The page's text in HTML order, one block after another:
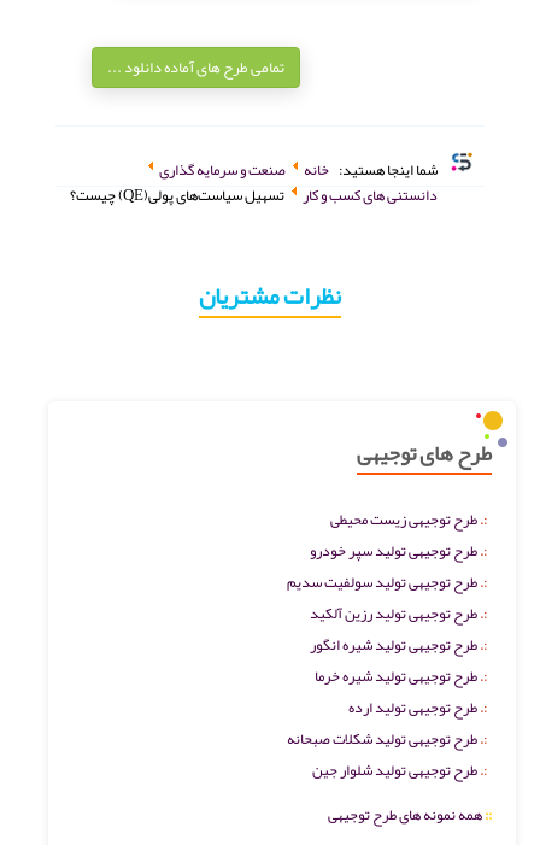
تمامی طرح های آماده دانلود ...
شما اینجا هستید: خانه
صنعت و سرمایه گذاری
دانستنی های کسب و کار تسهیل سیاست‌های پولی(QE) چیست؟
نظرات مشتریان
طرح های توجیهی
طرح توجیهی زیست محیطی
طرح توجیهی تولید سپر خودرو
طرح توجیهی تولید سولفیت سدیم
طرح توجیهی تولید رزین آلکید
طرح توجیهی تولید شیره انگور
طرح توجیهی تولید شیره خرما
طرح توجیهی تولید ارده
طرح توجیهی تولید شکلات صبحانه
طرح توجیهی تولید شلوار جین
::همه نمونه های طرح توجیهی